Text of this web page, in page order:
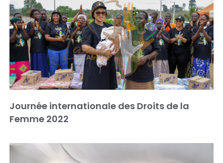
Journée internationale des Droits de la
Femme 2022